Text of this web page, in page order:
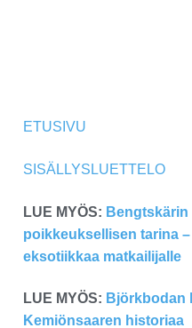
ETUSIVU
SISÄLLYSLUETTELO
LUE MYÖS:
poikkeuksellisen tarina
eksotiikkaa matkailijalle
LUE MYÖS: Björkbodan
Kemiönsaaren historiaa